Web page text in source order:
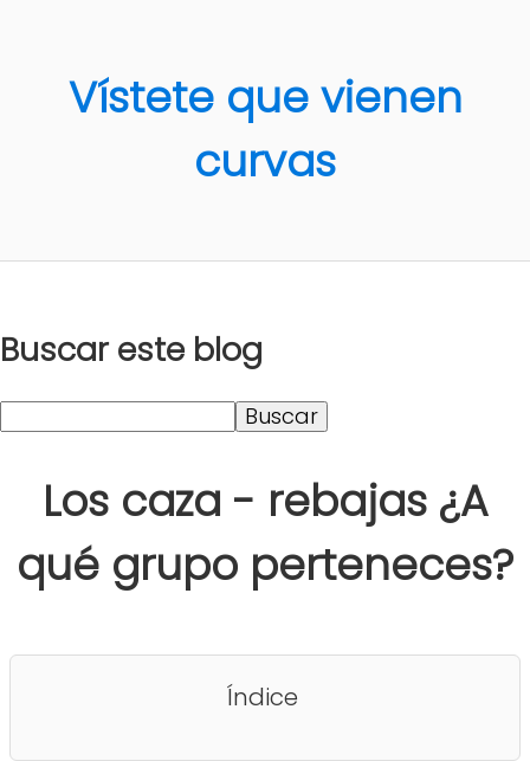
Vístete que vienen
curvas
Buscar este blog
Los caza - rebajas ¿A
qué grupo perteneces?
Índice